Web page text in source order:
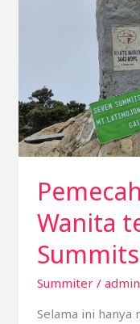
Wanita
Summiter/ admin
Selama ini hanya
of
Indonesia.